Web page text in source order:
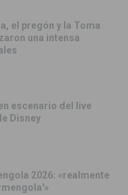
el pregón y la Toma
una intensa
escenario del live
Disney
2026: «realmente